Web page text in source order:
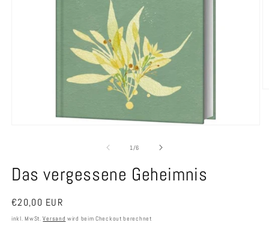
1 /von
6
Das vergessene Geheimnis
Normaler
Preis
€20,00 EUR
inkl. MwSt.Versand wird beim Checkout berechnet